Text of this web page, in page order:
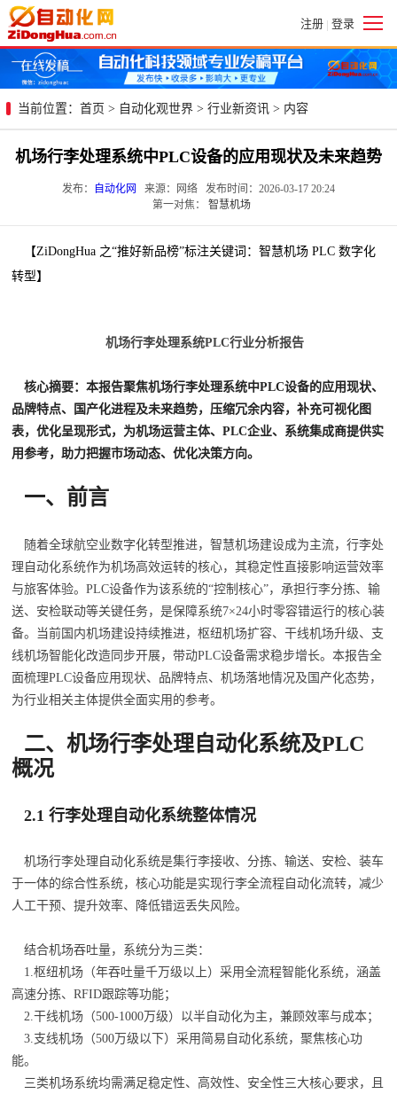
注册 | 登录
当前位置： 首页 > 自动化观世界 > 行业新资讯 > 内容
机场行李处理系统中PLC设备的应用现状及未来趋势
发布： 自动化网
来源：网络 发布时间：2026-03-17 20:24
第一对焦： 智慧机场
【ZiDongHua 之“推好新品榜”标注关键词：智慧机场 PLC 数字化
转型】
机场行李处理系统PLC行业分析报告
核心摘要：本报告聚焦机场行李处理系统中PLC设备的应用现状、
品牌特点、国产化进程及未来趋势，压缩冗余内容，补充可视化图
表，优化呈现形式，为机场运营主体、PLC企业、系统集成商提供实
用参考，助力把握市场动态、优化决策方向。
一、前言
随着全球航空业数字化转型推进，智慧机场建设成为主流，行李处
理自动化系统作为机场高效运转的核心，其稳定性直接影响运营效率
与旅客体验。PLC设备作为该系统的“控制核心”，承担行李分拣、输
送、安检联动等关键任务，是保障系统7×24小时零容错运行的核心装
备。当前国内机场建设持续推进，枢纽机场扩容、干线机场升级、支
线机场智能化改造同步开展，带动PLC设备需求稳步增长。本报告全
面梳理PLC设备应用现状、品牌特点、机场落地情况及国产化态势，
为行业相关主体提供全面实用的参考。
二、机场行李处理自动化系统及PLC
概况
2.1 行李处理自动化系统整体情况
机场行李处理自动化系统是集行李接收、分拣、输送、安检、装车
于一体的综合性系统，核心功能是实现行李全流程自动化流转，减少
人工干预、提升效率、降低错运丢失风险。
结合机场吞吐量，系统分为三类：
1.枢纽机场（年吞吐量千万级以上）采用全流程智能化系统，涵盖
高速分拣、RFID跟踪等功能；
2.干线机场（500-1000万级）以半自动化为主，兼顾效率与成本；
3.支线机场（500万级以下）采用简易自动化系统，聚焦核心功
能。
三类机场系统均需满足稳定性、高效性、安全性三大核心要求，且